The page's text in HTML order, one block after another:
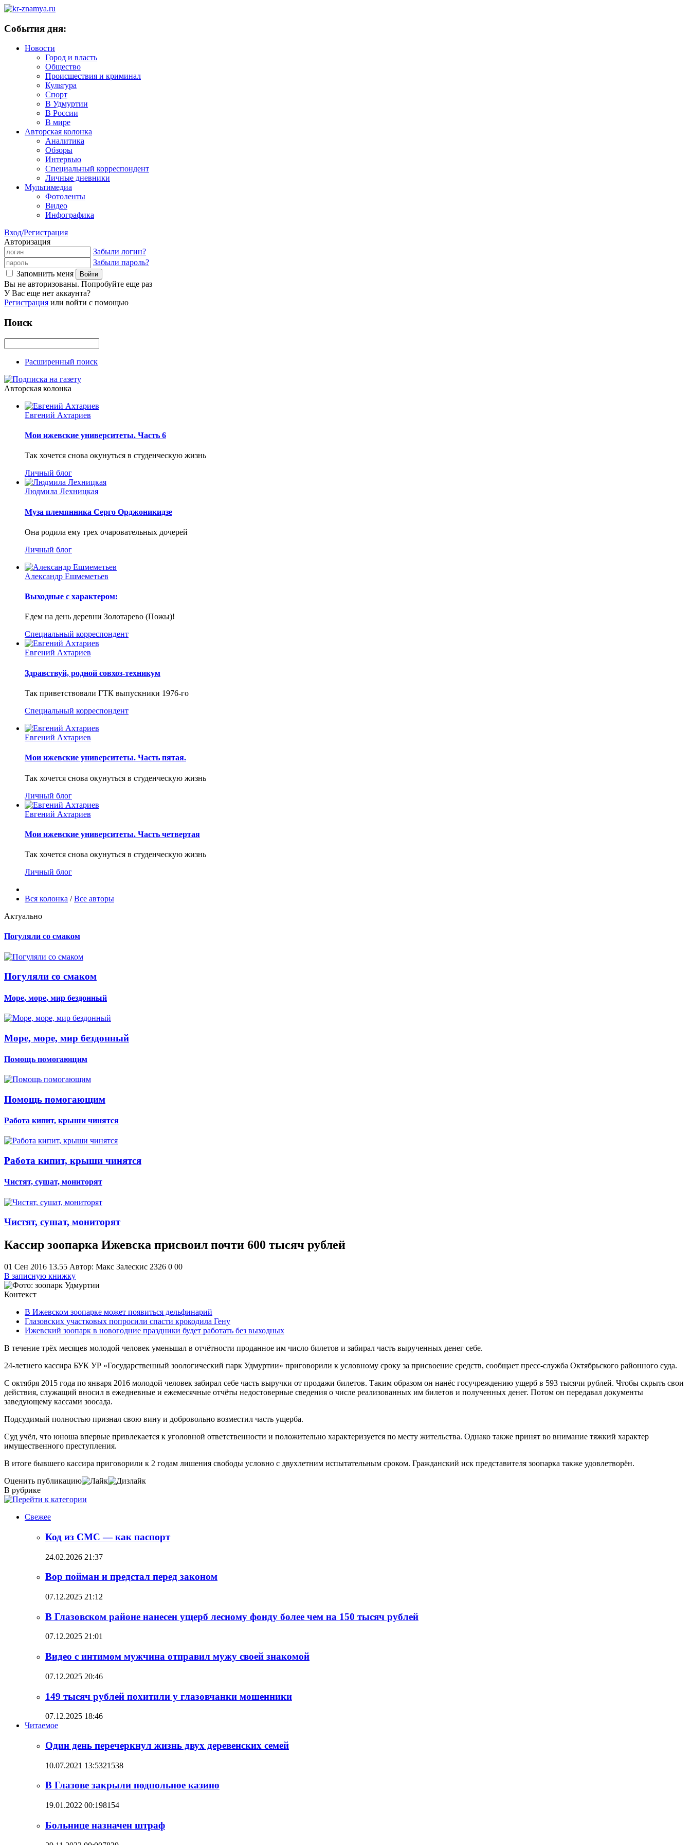
События дня:
Новости
Город и власть
Общество
Происшествия и криминал
Культура
Спорт
В Удмуртии
В России
В мире
Авторская колонка
Аналитика
Обзоры
Интервью
Специальный корреспондент
Личные дневники
Мультимедиа
Фотоленты
Видео
Инфографика
Вход/Регистрация
Авторизация
Забыли логин?
Забыли пароль?
Запомнить меня
Вы не авторизованы. Попробуйте еще раз
У Вас еще нет аккаунта?
Регистрация или войти с помощью
Поиск
Расширенный поиск
Авторская колонка
Евгений Ахтариев
Мои ижевские университеты. Часть 6
Так хочется снова окунуться в студенческую жизнь
Личный блог
Людмила Лехницкая
Муза племянника Серго Орджоникидзе
Она родила ему трех очаровательных дочерей
Личный блог
Александр Ешмеметьев
Выходные с характером:
Едем на день деревни Золотарево (Пожы)!
Специальный корреспондент
Евгений Ахтариев
Здравствуй, родной совхоз-техникум
Так приветствовали ГТК выпускники 1976-го
Специальный корреспондент
Евгений Ахтариев
Мои ижевские университеты. Часть пятая.
Так хочется снова окунуться в студенческую жизнь
Личный блог
Евгений Ахтариев
Мои ижевские университеты. Часть четвертая
Так хочется снова окунуться в студенческую жизнь
Личный блог
Вся колонка /Все авторы
Актуально
Погуляли со смаком
Погуляли со смаком
Море, море, мир бездонный
Море, море, мир бездонный
Помощь помогающим
Помощь помогающим
Работа кипит, крыши чинятся
Работа кипит, крыши чинятся
Чистят, сушат, мониторят
Чистят, сушат, мониторят
Кассир зоопарка Ижевска присвоил почти 600 тысяч рублей
01 Сен 2016 13.55 Автор: Макс Залескис 2326 0 00
В записную книжку
Контекст
В Ижевском зоопарке может появиться дельфинарий
Глазовских участковых попросили спасти крокодила Гену
Ижевский зоопарк в новогодние праздники будет работать без выходных
В течение трёх месяцев молодой человек уменьшал в отчётности проданное им число билетов и забирал часть вырученных денег себе.
24-летнего кассира БУК УР «Государственный зоологический парк Удмуртии» приговорили к условному сроку за присвоение средств, сообщает пресс-служба Октябрьского районного суда.
С октября 2015 года по января 2016 молодой человек забирал себе часть выручки от продажи билетов. Таким образом он нанёс госучреждению ущерб в 593 тысячи рублей. Чтобы скрыть свои
действия, служащий вносил в ежедневные и ежемесячные отчёты недостоверные сведения о числе реализованных им билетов и полученных денег. Потом он передавал документы
заведующему кассами зоосада.
Подсудимый полностью признал свою вину и добровольно возместил часть ущерба.
Суд учёл, что юноша впервые привлекается к уголовной ответственности и положительно характеризуется по месту жительства. Однако также принят во внимание тяжкий характер
имущественного преступления.
В итоге бывшего кассира приговорили к 2 годам лишения свободы условно с двухлетним испытательным сроком. Гражданский иск представителя зоопарка также удовлетворён.
Оценить публикацию
В рубрике
Свежее
Код из СМС — как паспорт
24.02.2026 21:37
Вор пойман и предстал перед законом
07.12.2025 21:12
В Глазовском районе нанесен ущерб лесному фонду более чем на 150 тысяч рублей
07.12.2025 21:01
Видео с интимом мужчина отправил мужу своей знакомой
07.12.2025 20:46
149 тысяч рублей похитили у глазовчанки мошенники
07.12.2025 18:46
Читаемое
Один день перечеркнул жизнь двух деревенских семей
10.07.2021 13:5321538
В Глазове закрыли подпольное казино
19.01.2022 00:198154
Больнице назначен штраф